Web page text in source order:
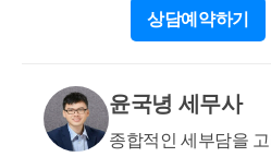
로부터 3년 이내에 A주택을
대원 전원이 오셔서 1년 이상
은 사실상 양도세 비과세는 불
도소득세를 납부하셔야 합니
시고 최종적으로 C주택을 양
상담예약하기
윤국녕 세무사
종합적인 세부담을